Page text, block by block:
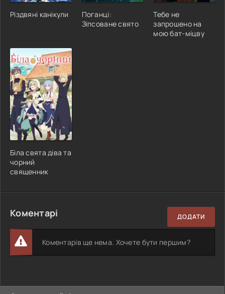
Різдвяні канікули
Поганці:
Зіпсоване свято
Тебе не
запрошено на
мою бат-міцву
Біла свята діва та
чорний
священник
Коментарі ДОДАТИ
Коментарів ще нема. Хочете бути першим?